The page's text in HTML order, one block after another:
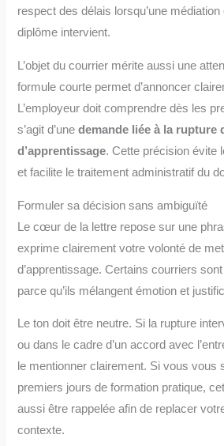
respect des délais lorsqu’une
diplôme intervient.
L’objet du courrier mérite aussi une
formule courte permet d’annoncer
L’employeur doit comprendre dès les
s’agit d’unedemande liée à la rupture
d’apprentissage. Cette précision évite
et facilite le traitement administratif du
Formuler sa décision sans ambiguïté
Le cœur de la lettre repose sur une
exprime clairement votre volonté de
d’apprentissage. Certains courriers
parce qu’ils mélangent émotion et
Le ton doit être neutre. Si la rupture
ou dans le cadre d’un accord avec
le mentionner clairement. Si vous vous
premiers jours de formation pratique,
aussi être rappelée afin de replacer
contexte.